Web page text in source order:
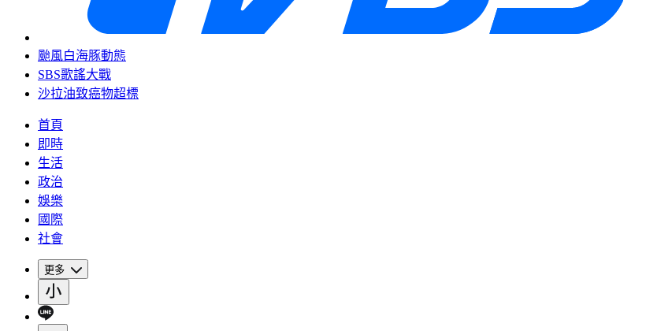
颱風白海豚動態
SBS歌謠大戰
沙拉油致癌物超標
首頁
即時
生活
政治
娛樂
國際
社會
更多